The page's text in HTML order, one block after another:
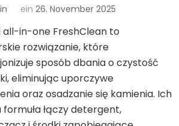
ein 26. November 2025
all-in-one FreshClean to
rozwiązanie, które
sposób dbania o czystość
eliminując uporczywe
oraz osadzanie się kamienia. Ich
formuła łączy detergent,